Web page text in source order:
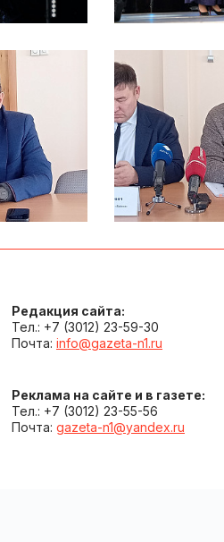
Редакция сайта:
Тел.: +7 (3012) 23-59-30
Почта: info@gazeta-n1.ru
Реклама на сайте и в газете:
Тел.: +7 (3012) 23-55-56
Почта: gazeta-n1@yandex.ru